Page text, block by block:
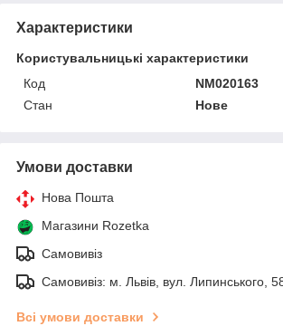
Характеристики
Користувальницькі характеристики
Код
NM020163
Стан
Нове
Умови доставки
Нова Пошта
Магазини Rozetka
Самовивіз
Самовивіз: м. Львів, вул. Липинського,
Всі умови доставки